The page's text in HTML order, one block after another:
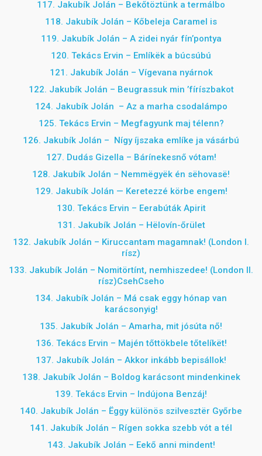
117. Jakubík Jolán – Bekőtöztünk a termálbo
118. Jakubík Jolán – Kőbeleja Caramel is
119. Jakubík Jolán – A zidei nyár fín’pontya
120. Tekács Ervin – Emlíkëk a búcsúbú
121. Jakubík Jolán – Vígevana nyárnok
122. Jakubík Jolán – Beugrassuk min ’fíríszbakot
124. Jakubík Jolán – Az a marha csodalámpo
125. Tekács Ervin – Megfagyunk maj télenn?
126. Jakubík Jolán – Nígy íjszaka emlíke ja vásárbú
127. Dudás Gizella – Bárínekesnő vótam!
128. Jakubík Jolán – Nemmëgyëk én sëhovasë!
129. Jakubík Jolán — Keretezzé körbe engem!
130. Tekács Ervin – Eerabúták Apirit
131. Jakubík Jolán – Hëlovín-őrület
132. Jakubík Jolán – Kiruccantam magamnak! (London I.
rísz)
133. Jakubík Jolán – Nomitörtínt, nemhiszedee! (London II.
rísz)CsehCseho
134. Jakubík Jolán – Má csak eggy hónap van
karácsonyig!
135. Jakubík Jolán – Amarha, mit jósúta nő!
136. Tekács Ervin – Majén tőttökbele tőtelíkët!
137. Jakubík Jolán – Akkor inkább bepisállok!
138. Jakubík Jolán – Boldog karácsont mindenkinek
139. Tekács Ervin – Indújona Benzáj!
140. Jakubík Jolán – Ëggy különös szilvesztër Győrbe
141. Jakubík Jolán – Rígen sokka szebb vót a tél
143. Jakubík Jolán – Eekő anni mindent!